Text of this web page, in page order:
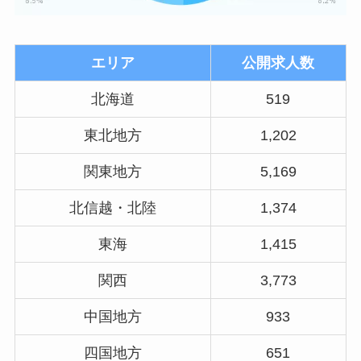
エリア 公開求人数
北海道 519
東北地方 1,202
関東地方 5,169
北信越・北陸 1,374
東海 1,415
関西 3,773
中国地方 933
四国地方 651